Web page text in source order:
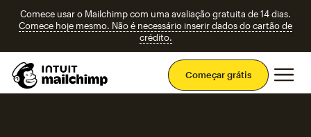
Comece usar o Mailchimp com uma avaliação gratuita de 14 dias.
Comece hoje mesmo. Não é necessário inserir dados do cartão de
crédito.
Começar grátis